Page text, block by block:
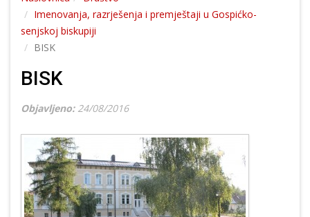
Imenovanja, razrješenja i premještaji u Gospićko-
senjskoj biskupiji
BISK
BISK
Objavljeno: 24/08/2016